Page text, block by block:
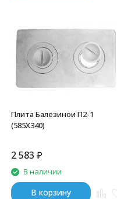
Плита Балезинои П2-1
(585Х340)
2 583 ₽
В наличии
В корзину